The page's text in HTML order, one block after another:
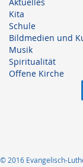
Kita
Schule
Bildmedien und
Musik
Spiritualität
Offene Kirche
© 2016 Evangelisch-